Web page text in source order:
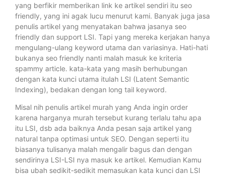
yang berfikir memberikan link ke artikel sendiri itu seo
friendly, yang ini agak lucu menurut kami. Banyak juga jasa
penulis artikel yang menyatakan bahwa jasanya seo
friendly dan support LSI. Tapi yang mereka kerjakan hanya
mengulang-ulang keyword utama dan variasinya. Hati-hati
bukanya seo friendly nanti malah masuk ke kriteria
spammy article. kata-kata yang masih berhubungan
dengan kata kunci utama itulah LSI (Latent Semantic
Indexing), bedakan dengan long tail keyword.
Misal nih penulis artikel murah yang Anda ingin order
karena harganya murah tersebut kurang terlalu tahu apa
itu LSI, dsb ada baiknya Anda pesan saja artikel yang
natural tanpa optimasi untuk SEO. Dengan seperti itu
biasanya tulisanya malah mengalir bagus dan dengan
sendirinya LSI-LSI nya masuk ke artikel. Kemudian Kamu
bisa ubah sedikit-sedikit memasukan kata kunci dan LSI